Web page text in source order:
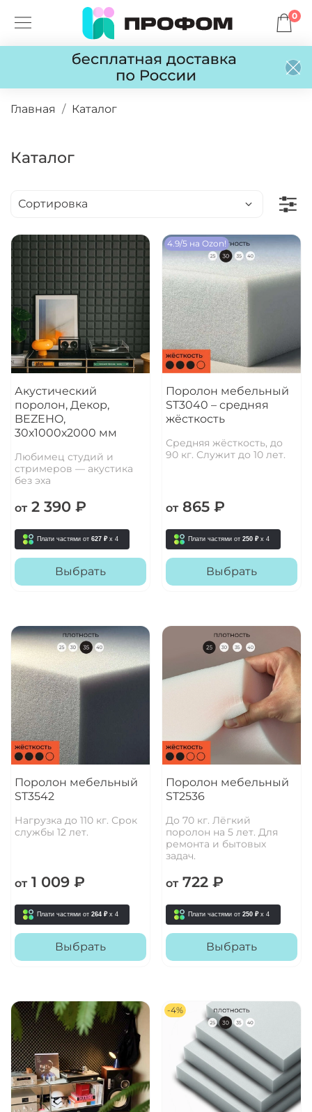
0
Главная Каталог
Каталог
Акустический
поролон, Декор,
BEZEHO,
30х1000х2000 мм
Любимец студий и
стримеров — акустика
без эха
от2 390 ₽
Плати частями от 627 ₽ x 4
Выбрать
4.9/5 на Ozon!
Поролон мебельный
ST3040 – средняя
жёсткость
Средняя жёсткость, до
90 кг. Служит до 10 лет.
от865 ₽
Плати частями от 250 ₽ x 4
Выбрать
Поролон мебельный
ST3542
Нагрузка до 110 кг. Срок
службы 12 лет.
от1 009 ₽
Плати частями от 264 ₽ x 4
Выбрать
Поролон мебельный
ST2536
До 70 кг. Лёгкий
поролон на 5 лет. Для
ремонта и бытовых
задач.
от722 ₽
Плати частями от 250 ₽ x 4
Выбрать
-4%